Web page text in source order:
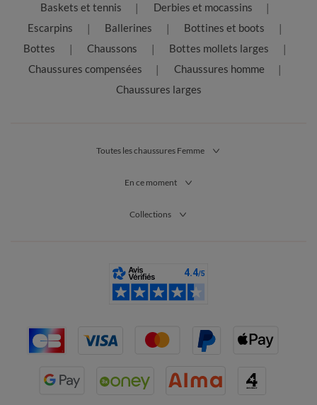
Baskets et tennis
Derbies et mocassins
Escarpins
Ballerines
Bottines et boots
Bottes
Chaussons
Bottes mollets larges
Chaussures compensées
Chaussures homme
Chaussures larges
Toutes les chaussures Femme
En ce moment
Collections